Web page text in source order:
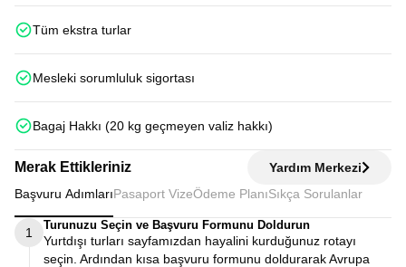
Tüm ekstra turlar
Mesleki sorumluluk sigortası
Bagaj Hakkı (20 kg geçmeyen valiz hakkı)
Merak Ettikleriniz
Yardım Merkezi
Başvuru AdımlarıPasaport VizeÖdeme Planı Sıkça Sorulanlar
1
Turunuzu Seçin ve Başvuru Formunu Doldurun
Yurtdışı turları sayfamızdan hayalini kurduğunuz rotayı
seçin. Ardından kısa başvuru formunu doldurarak Avrupa